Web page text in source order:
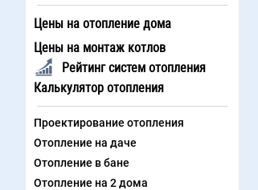
Цены на отопление дома
Цены на монтаж котлов
Рейтинг систем отопления
Калькулятор отопления
Проектирование отопления
Отопление на даче
Отопление в бане
Отопление на 2 дома